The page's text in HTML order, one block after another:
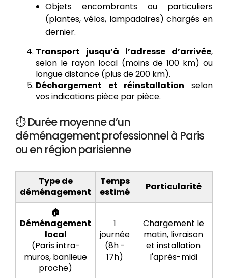
Objets encombrants ou particuliers
(plantes, vélos, lampadaires) chargés en
dernier.
Transport jusqu’à l’adresse d’arrivée,
selon le rayon local (moins de 100 km) ou
longue distance (plus de 200 km).
Déchargement et réinstallation selon
vos indications pièce par pièce.
⏱️ Durée moyenne d’un
déménagement professionnel à Paris
ou en région parisienne
Type de
déménagement
Temps
estimé
Particularité
🏠
Déménagement
local
(Paris intra-
muros, banlieue
proche)
1
journée
(8h -
17h)
Chargement le
matin, livraison
et installation
l'après-midi